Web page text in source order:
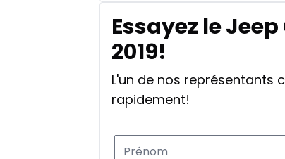
Essayez le
2019!
L'un de nos représentants
rapidement!